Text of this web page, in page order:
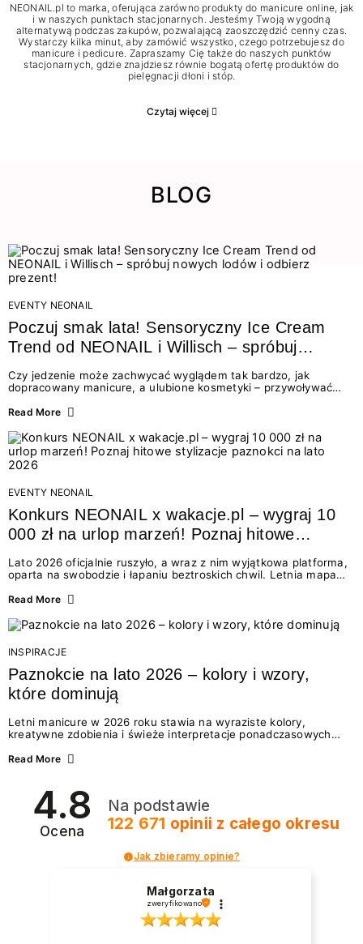
NEONAIL.pl to marka, oferująca zarówno produkty do manicure online, jak
i w naszych punktach stacjonarnych. Jesteśmy Twoją wygodną
alternatywą podczas zakupów, pozwalającą zaoszczędzić cenny czas.
Wystarczy kilka minut, aby zamówić wszystko, czego potrzebujesz do
manicure i pedicure. Zapraszamy Cię także do naszych punktów
stacjonarnych, gdzie znajdziesz równie bogatą ofertę produktów do
pielęgnacji dłoni i stóp.
Czytaj więcej
BLOG
EVENTY NEONAIL
Poczuj smak lata! Sensoryczny Ice Cream
Trend od NEONAIL i Willisch – spróbuj
nowych lodów i odbierz prezent!
Czy jedzenie może zachwycać wyglądem tak bardzo, jak
dopracowany manicure, a ulubione kosmetyki – przywoływać
świata beauty i oszałamiających deserów to coś więcej niż
zmysłami: przez soczysty kolor, aksamitną teksturę,
orzeźwiający zapach i słodki akcent na podniebieniu. Tego lata
NEONAIL łączy siły z marką Willisch, tworząc unikalny projekt
na styku jedzenia i piękna....
Read More
EVENTY NEONAIL
Konkurs NEONAIL x wakacje.pl – wygraj 10
000 zł na urlop marzeń! Poznaj hitowe
Lato 2026 oficjalnie ruszyło, a wraz z nim wyjątkowa platforma,
oparta na swobodzie i łapaniu beztroskich chwil. Letnia mapa
doświadczenia wakacji – od spontanicznych wyjazdów, przez
Motywem przewodnim jest eksplorowanie i kolekcjonowanie
letnich momentów. Z tej okazji przygotowaliśmy coś absolutnie
wyjątkowego: wielki konkurs z wakacje.pl oraz dawkę
najgorętszych trendów w...
Read More
INSPIRACJE
Paznokcie na lato 2026 – kolory i wzory,
które dominują
Letni manicure w 2026 roku stawia na wyraziste kolory,
kreatywne zdobienia i świeże interpretacje ponadczasowych
zarówno energetycznych odcieni inspirowanych wakacjami, jak
2026? Znajdź inspirację dla swojego manicure!
Read More
4.8
Ocena
Na podstawie
122 671 opinii z całego okresu
Jak zbieramy opinie?
Małgorzata
zweryfikowano